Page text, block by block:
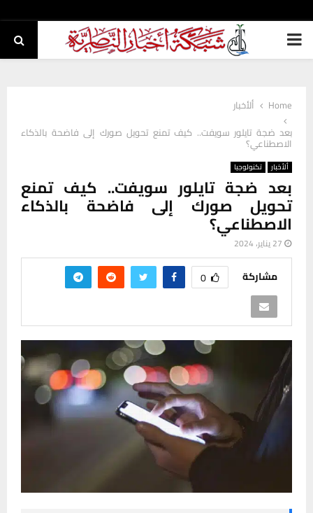
PRIMARY
Home
ألأخبار
بعد ضجة تايلور سويفت.. كيف تمنع تحويل صورك إلى فاضحة بالذكاء
الاصطناعي؟
ألأخبار تكنولوجيا
بعد ضجة تايلور سويفت.. كيف تمنع
تحويل صورك إلى فاضحة بالذكاء
الاصطناعي؟
27 يناير، 2024
مشاركة 0